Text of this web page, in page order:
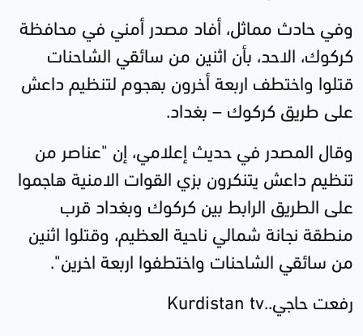
وفي حادث مماثل، أفاد مصدر أمني في محافظة
كركوك، الاحد، بأن اثنين من سائقي الشاحنات
قتلوا واختطف اربعة أخرون بهجوم لتنظيم داعش
على طريق كركوك – بغداد.
وقال المصدر في حديث إعلامي، إن "عناصر من
تنظيم داعش يتنكرون بزي القوات الامنية هاجموا
على الطريق الرابط بين كركوك وبغداد قرب
منطقة نجانة شمالي ناحية العظيم، وقتلوا اثنين
من سائقي الشاحنات واختطفوا اربعة اخرين".
رفعت حاجي..Kurdistan tv